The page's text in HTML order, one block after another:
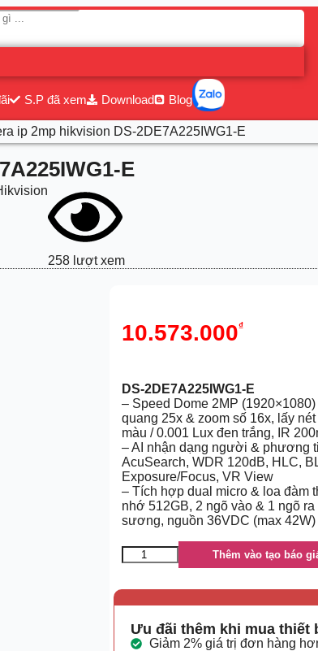
S.P đã xem Download Blog
ip 2mp hikvision DS-2DE7A225IWG1-E
E
258 lượt xem
10.573.000₫
DS-2DE7A225IWG1-E
– Speed Dome 2MP
quang 25x & zoom số 16x, lấy
màu / 0.001 Lux đen trắng, IR
– AI nhận dạng người & phương
AcuSearch, WDR 120dB, HLC,
Exposure/Focus, VR View
– Tích hợp dual micro & loa đàm
nhớ 512GB, 2 ngõ vào & 1 ngõ
sương, nguồn 36VDC (max
Thêm vào tạo báo
Ưu đãi thêm khi mua thiết
Giảm 2% giá trị đơn hàng